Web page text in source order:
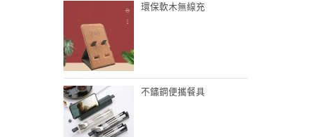
環保軟木無線充
不鏽鋼便攜餐具